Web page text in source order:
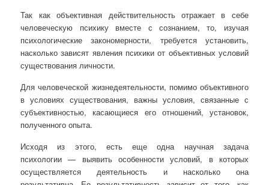
Так как объективная действительность отражает в себе
человеческую психику вместе с сознанием, то, изучая
психологические закономерности, требуется установить,
насколько зависят явления психики от объективных условий
существования личности.
Для человеческой жизнедеятельности, помимо объективного
в условиях существования, важны условия, связанные с
субъективностью, касающиеся его отношений, установок,
полученного опыта.
Исходя из этого, есть еще одна научная задача
психологии — выявить особенности условий, в которых
осуществляется деятельность и насколько она